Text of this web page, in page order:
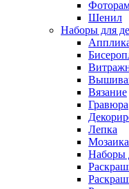
Шенил
Наборы для
Вязание
Гравюра
Лепка
Мозаика
Наборы